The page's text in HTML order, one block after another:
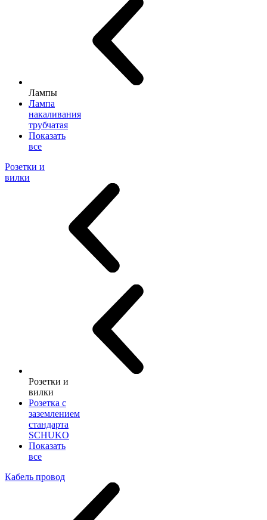
Лампы
Лампа
накаливания
трубчатая
Показать
все
Розетки и
вилки
Розетки и
вилки
Розетка с
заземлением
стандарта
SCHUKO
Показать
все
Кабель провод